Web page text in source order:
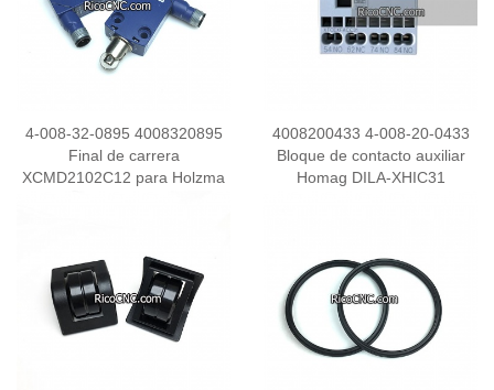
4-008-32-0895 4008320895
Final de carrera
XCMD2102C12 para Holzma
4008200433 4-008-20-0433
Bloque de contacto auxiliar
Homag DILA-XHIC31